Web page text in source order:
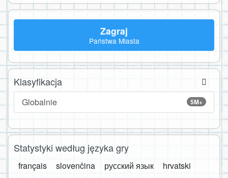
Zagraj
Państwa Miasta
Klasyfikacja
5M+
Globalnie
Statystyki według języka gry
français slovenčina русский язык
hrvatski